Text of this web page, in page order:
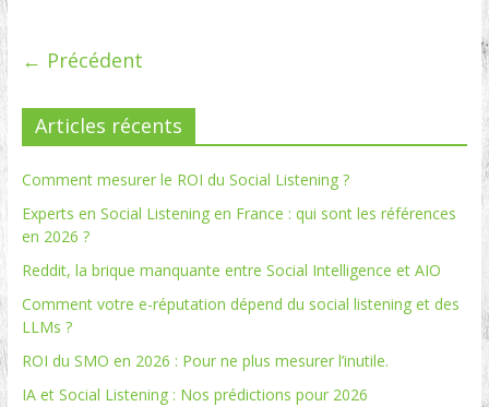
← Précédent
Articles récents
Comment mesurer le ROI du Social Listening ?
Experts en Social Listening en France : qui sont les références
en 2026 ?
Reddit, la brique manquante entre Social Intelligence et AIO
Comment votre e-réputation dépend du social listening et des
LLMs ?
ROI du SMO en 2026 : Pour ne plus mesurer l’inutile.
IA et Social Listening : Nos prédictions pour 2026